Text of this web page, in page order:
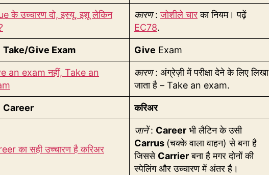
के उच्चारण दो, इस्यू, इशू लेकिन
कारण:जोशीले चारका नियम। पढ़ें
EC78.
Take/Give Exam Give Exam
an exam नहीं, Take an
कारण: अंग्रेज़ी में परीक्षा देने के लिए लिखा
जाता है – Take an exam.
Career करिअर
का सही उच्चारण है करिअर
जानें: Career भी लैटिन के उसी
Carrus (चक्के वाला वाहन) से बना है
जिससे Carrierबना है मगर दोनों की
स्पेलिंग और उच्चारण में अंतर है।